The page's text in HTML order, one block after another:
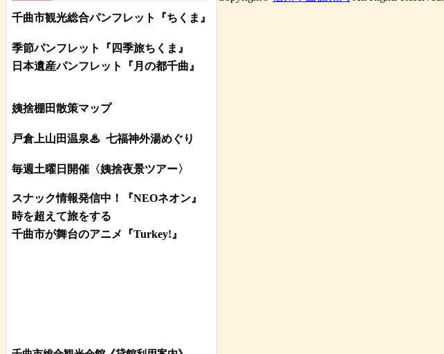
千曲市観光総合パンフレット 『ちくま』
季節パンフレット『四季旅ちくま』
日本遺産パンフレット
『月の都千曲』
姨捨棚田散策マップ
戸倉上山田温泉♨ 七福神外湯めぐり
毎週土曜日開催〈姨捨夜景ツアー〉
スナック情報発信中！『NEOネオン』
時を超えて旅をする
千曲市が舞台のアニメ『Turkey!』